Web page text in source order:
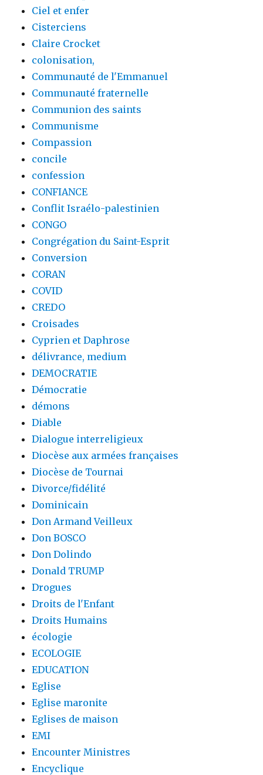
Ciel et enfer
Cisterciens
Claire Crocket
colonisation,
Communauté de l'Emmanuel
Communauté fraternelle
Communion des saints
Communisme
Compassion
concile
confession
CONFIANCE
Conflit Israélo-palestinien
CONGO
Congrégation du Saint-Esprit
Conversion
CORAN
COVID
CREDO
Croisades
Cyprien et Daphrose
délivrance, medium
DEMOCRATIE
Démocratie
démons
Diable
Dialogue interreligieux
Diocèse aux armées françaises
Diocèse de Tournai
Divorce/fidélité
Dominicain
Don Armand Veilleux
Don BOSCO
Don Dolindo
Donald TRUMP
Drogues
Droits de l'Enfant
Droits Humains
écologie
ECOLOGIE
EDUCATION
Eglise
Eglise maronite
Eglises de maison
EMI
Encounter Ministres
Encyclique